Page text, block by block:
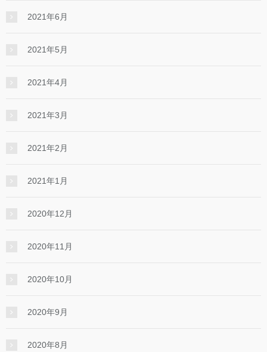
2021年6月
2021年5月
2021年4月
2021年3月
2021年2月
2021年1月
2020年12月
2020年11月
2020年10月
2020年9月
2020年8月